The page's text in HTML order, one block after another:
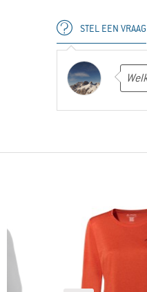
STEL EEN VRAAG